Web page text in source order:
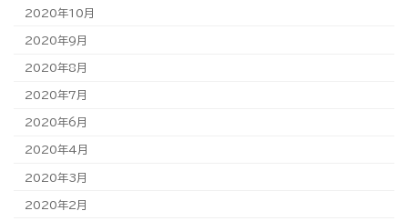
2020年10月
2020年9月
2020年8月
2020年7月
2020年6月
2020年4月
2020年3月
2020年2月